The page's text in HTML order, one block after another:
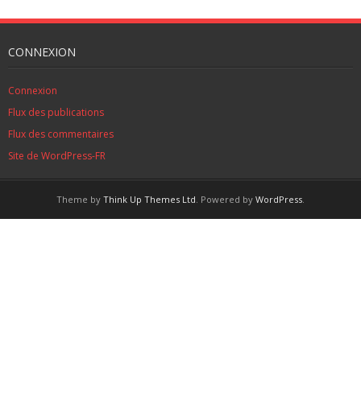
CONNEXION
Connexion
Flux des publications
Flux des commentaires
Site de WordPress-FR
Theme by Think Up Themes Ltd. Powered by WordPress.